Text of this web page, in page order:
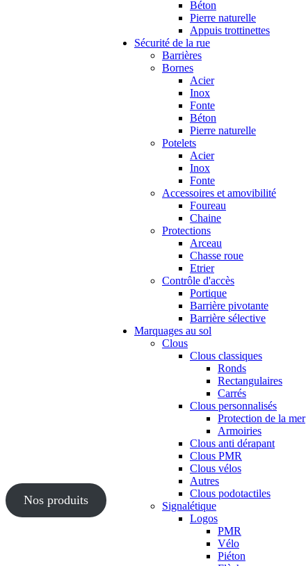
Nos produits
Béton
Pierre naturelle
Appuis trottinettes
Sécurité de la rue
Barrières
Bornes
Acier
Inox
Fonte
Béton
Pierre naturelle
Potelets
Acier
Inox
Fonte
Accessoires et amovibilité
Foureau
Chaine
Protections
Arceau
Chasse roue
Etrier
Contrôle d'accès
Portique
Barrière pivotante
Barrière sélective
Marquages au sol
Clous
Clous classiques
Ronds
Rectangulaires
Carrés
Clous personnalisés
Protection de la mer
Armoiries
Clous anti dérapant
Clous PMR
Clous vélos
Autres
Clous podotactiles
Signalétique
Logos
PMR
Vélo
Piéton